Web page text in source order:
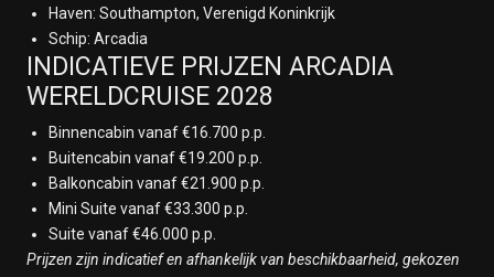
Op Zee
19 januari 2028
Transit Panama Canal
20 januari 2028
Manzanillo
Haven: Southampton, Verenigd Koninkrijk
Schip: Arcadia
INDICATIEVE PRIJZEN ARCADIA
WERELDCRUISE 2028
Binnencabin vanaf €16.700 p.p.
Buitencabin vanaf €19.200 p.p.
Balkoncabin vanaf €21.900 p.p.
Mini Suite vanaf €33.300 p.p.
Suite vanaf €46.000 p.p.
Prijzen zijn indicatief en afhankelijk van beschikbaarheid, gekozen